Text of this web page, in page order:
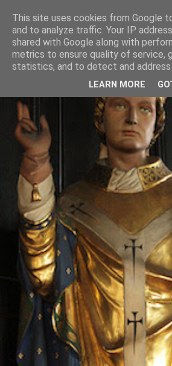
This site uses cookies from Google
and to analyze traffic. Your IP
shared with Google along with
metrics to ensure quality of service,
statistics, and to detect and address
LEARN MORE